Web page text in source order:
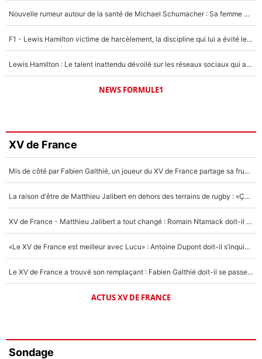
Nouvelle rumeur autour de la santé de Michael Schumacher : Sa femme Corinna sort du silence
F1 - Lewis Hamilton victime de harcèlement, la discipline qui lui a évité le pire : «J'aurais probablement mal tourné»
Lewis Hamilton : Le talent inattendu dévoilé sur les réseaux sociaux qui a impressionné Kim Kardashian pendant leurs vacances en amoureux !
NEWS FORMULE1
XV de France
Mis de côté par Fabien Galthié, un joueur du XV de France partage sa frustration : «ils ne me l’ont pas dit tout de suite»
La raison d'être de Matthieu Jalibert en dehors des terrains de rugby : «Ça m'atteint autant que si tu touches à un membre de ma famille»
XV de France - Matthieu Jalibert a tout changé : Romain Ntamack doit-il s’inquiéter pour sa place à un an de la Coupe du monde ?
«Le XV de France est meilleur avec Lucu» : Antoine Dupont doit-il s’inquiéter pour sa place ?
Le XV de France a trouvé son remplaçant : Fabien Galthié doit-il se passer d'Antoine Dupont ?
ACTUS XV DE FRANCE
Sondage